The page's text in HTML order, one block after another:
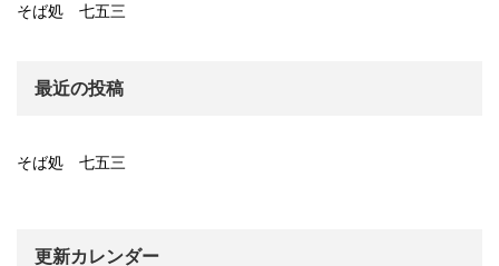
そば処 七五三
最近の投稿
そば処 七五三
更新カレンダー